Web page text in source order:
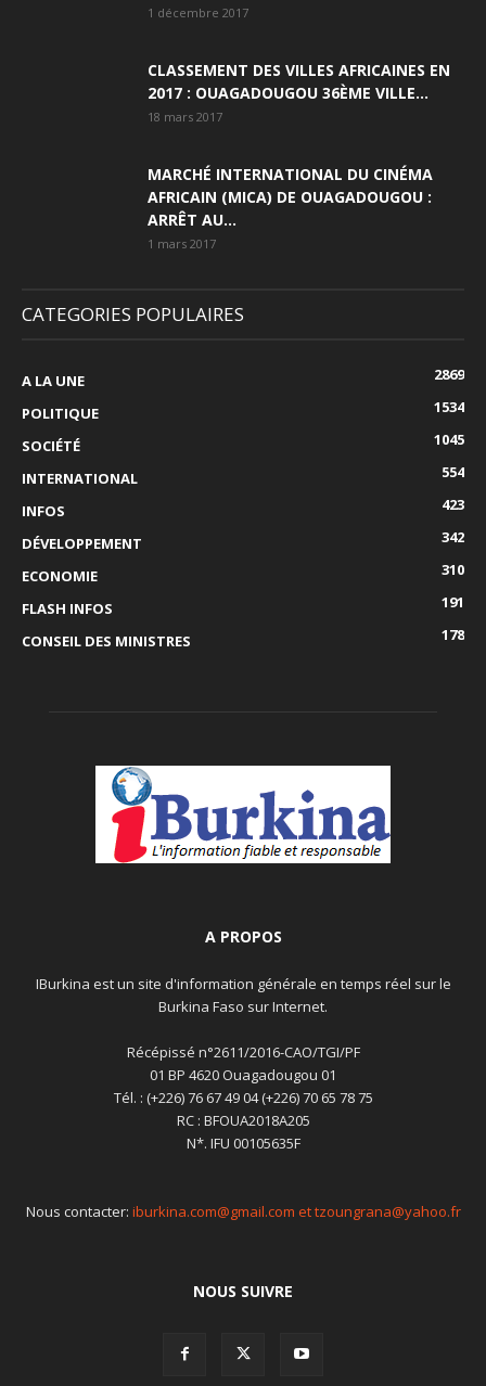
1 décembre 2017
CLASSEMENT DES VILLES AFRICAINES EN
2017 : OUAGADOUGOU 36ÈME VILLE...
18 mars 2017
MARCHÉ INTERNATIONAL DU CINÉMA
AFRICAIN (MICA) DE OUAGADOUGOU :
ARRÊT AU...
1 mars 2017
CATEGORIES POPULAIRES
A LA UNE
2869
POLITIQUE
1534
SOCIÉTÉ
1045
INTERNATIONAL
554
INFOS
423
DÉVELOPPEMENT
342
ECONOMIE
310
FLASH INFOS
191
CONSEIL DES MINISTRES
178
A PROPOS
IBurkina est un site d'information générale en temps réel sur le
Burkina Faso sur Internet.
Récépissé n°2611/2016-CAO/TGI/PF
01 BP 4620 Ouagadougou 01
Tél. : (+226) 76 67 49 04 (+226) 70 65 78 75
RC : BFOUA2018A205
N*. IFU 00105635F
Nous contacter: iburkina.com@gmail.com et tzoungrana@yahoo.fr
NOUS SUIVRE